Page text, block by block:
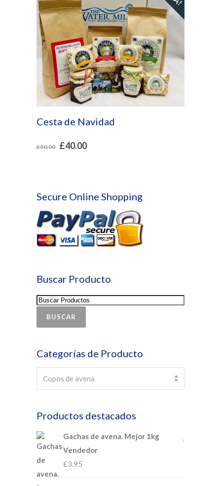
Cesta de Navidad
£50.00 £40.00
Secure Online Shopping
Buscar Producto
BUSCAR
Categorías de Producto
Copos de avena
Copos de avena
Productos destacados
Gachas de avena. Mejor 1kg
Vendedor
£3.95